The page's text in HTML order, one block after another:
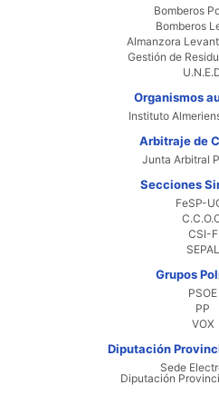
Bomberos
Bomberos
Almanzora
Gestión de
Organismos
Instituto
Arbitraje de
Junta Arbitral
Secciones
FeSP-
CSI-F
SEPAL
Grupos
PSOE
PP
VOX
Diputación
Sede
Diputación